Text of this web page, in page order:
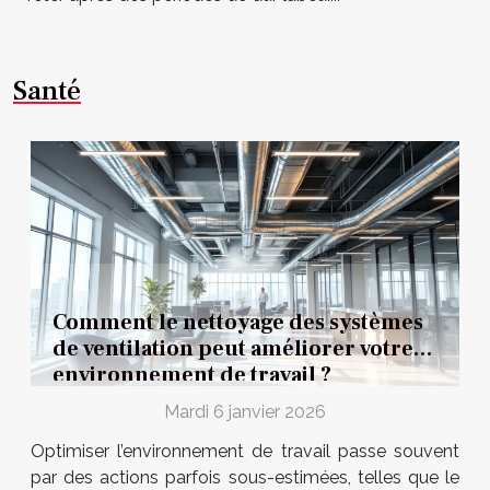
Santé
Comment le nettoyage des systèmes
de ventilation peut améliorer votre
environnement de travail ?
Mardi 6 janvier 2026
Optimiser l’environnement de travail passe souvent
par des actions parfois sous-estimées, telles que le